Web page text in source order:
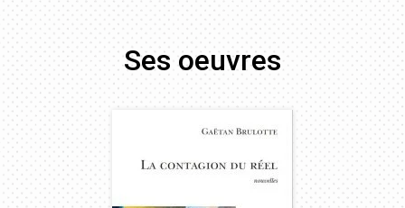
Ses oeuvres